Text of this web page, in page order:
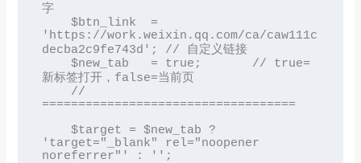
字
'https://work.weixin.qq.com/ca/caw111c
decba2c9fe743d'; // 自定义链接
新标签打开，false=当前页
===================================
'target="_blank" rel="noopener
noreferrer"' : '';